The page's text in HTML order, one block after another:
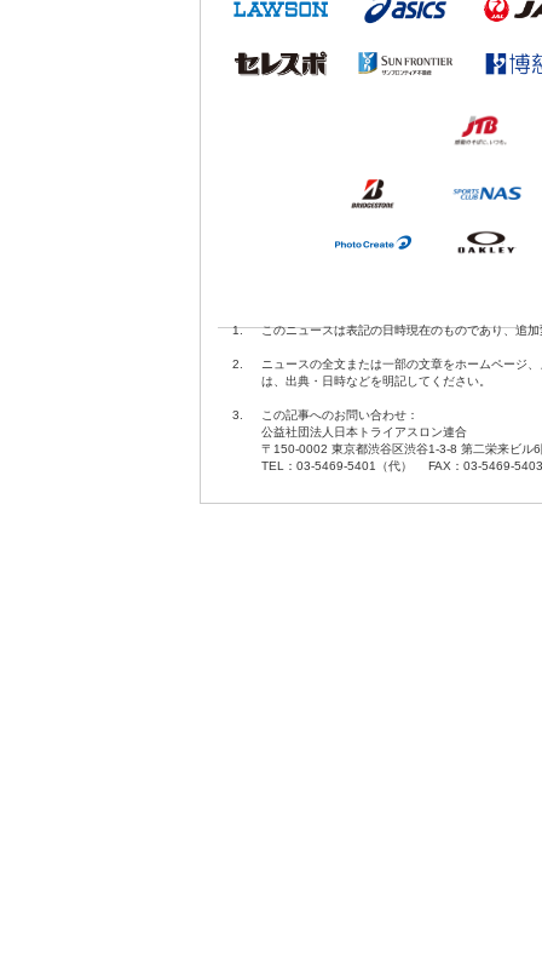
1. このニュースは表記の日時現在のものであり、追
2.
ニュースの全文または一部の文章をホームページ
は、出典・日時などを明記してください。
3.
この記事へのお問い合わせ：
公益社団法人日本トライアスロン連合
〒150-0002 東京都渋谷区渋谷1-3-8 第二栄来ビル
TEL：03-5469-5401（代） FAX：03-5469-